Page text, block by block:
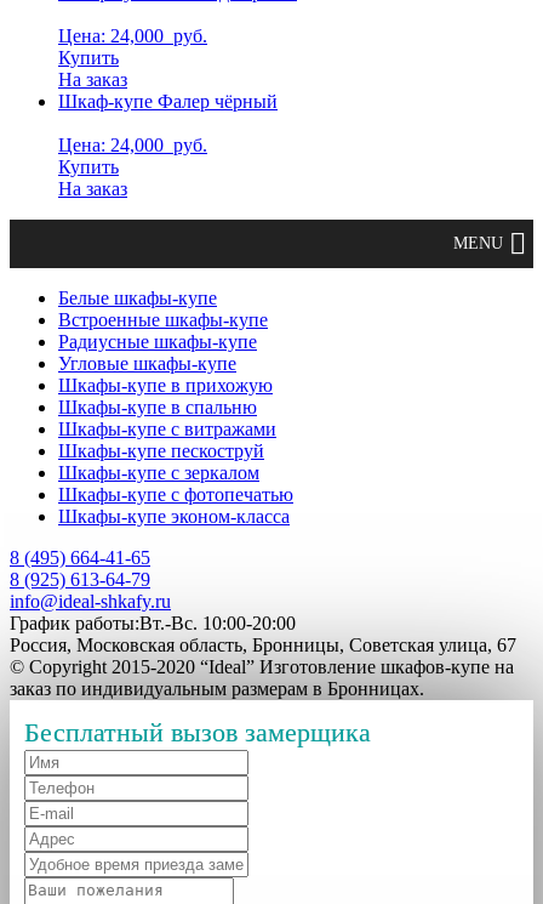
Цена: 24,000 руб.
Купить
На заказ
Шкаф-купе Фалер чёрный
Цена: 24,000 руб.
Купить
На заказ
Белые шкафы-купе
Встроенные шкафы-купе
Радиусные шкафы-купе
Угловые шкафы-купе
Шкафы-купе в прихожую
Шкафы-купе в спальню
Шкафы-купе с витражами
Шкафы-купе пескоструй
Шкафы-купе с зеркалом
Шкафы-купе с фотопечатью
Шкафы-купе эконом-класса
8 (495) 664-41-65
8 (925) 613-64-79
info@ideal-shkafy.ru
График работы:Вт.-Вс. 10:00-20:00
Россия, Московская область, Бронницы, Советская улица, 67
© Copyright 2015-2020 “Ideal” Изготовление шкафов-купе на
заказ по индивидуальным размерам в Бронницах.
Бесплатный вызов замерщика